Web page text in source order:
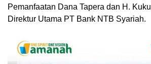
Pemanfaatan Dana Tapera dan H.
Direktur Utama PT Bank NTB Syariah.